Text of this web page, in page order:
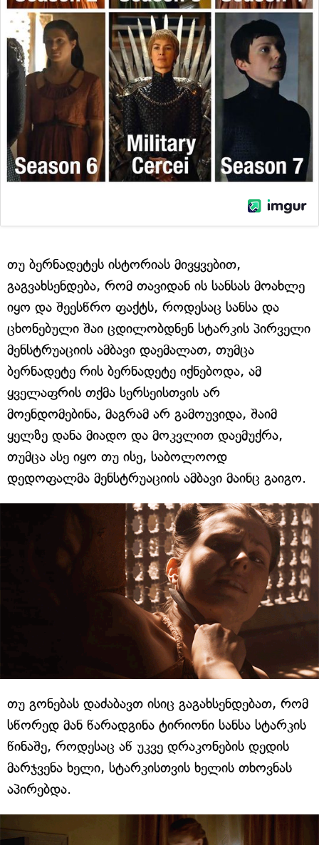
თუ ბერნადეტეს ისტორიას მივყვებით,
გაგვახსენდება, რომ თავიდან ის სანსას მოახლე
იყო და შეესწრო ფაქტს, როდესაც სანსა და
ცხონებული შაი ცდილობდნენ სტარკის პირველი
მენსტრუაციის ამბავი დაემალათ, თუმცა
ბერნადეტე რის ბერნადეტე იქნებოდა, ამ
ყველაფრის თქმა სერსეისთვის არ
მოენდომებინა, მაგრამ არ გამოუვიდა, შაიმ
ყელზე დანა მიადო და მოკვლით დაემუქრა,
თუმცა ასე იყო თუ ისე, საბოლოოდ
დედოფალმა მენსტრუაციის ამბავი მაინც გაიგო.
თუ გონებას დაძაბავთ ისიც გაგახსენდებათ, რომ
სწორედ მან წარადგინა ტირიონი სანსა სტარკის
წინაშე, როდესაც აწ უკვე დრაკონების დედის
მარჯვენა ხელი, სტარკისთვის ხელის თხოვნას
აპირებდა.